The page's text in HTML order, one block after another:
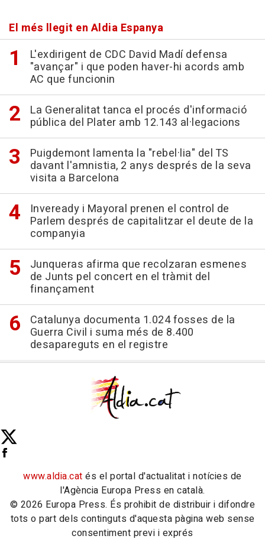
El més llegit en Aldia Espanya
L'exdirigent de CDC David Madí defensa
"avançar" i que poden haver-hi acords amb
AC que funcionin
La Generalitat tanca el procés d'informació
pública del Plater amb 12.143 al·legacions
Puigdemont lamenta la "rebel·lia" del TS
davant l'amnistia, 2 anys després de la seva
visita a Barcelona
Inveready i Mayoral prenen el control de
Parlem després de capitalitzar el deute de la
companyia
Junqueras afirma que recolzaran esmenes
de Junts pel concert en el tràmit del
finançament
Catalunya documenta 1.024 fosses de la
Guerra Civil i suma més de 8.400
desapareguts en el registre
www.aldia.cat és el portal d'actualitat i notícies de
l'Agència Europa Press en català.
© 2026 Europa Press. És prohibit de distribuir i difondre
tots o part dels continguts d'aquesta pàgina web sense
consentiment previ i exprés